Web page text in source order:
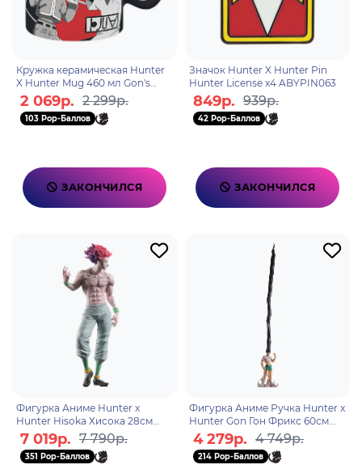
Кружка керамическая Hunter
X Hunter Mug 460 мл Gon's
group with box x2
ABYMUGA094
2 069р. 2 299р.
103 Pop-Баллов
ЗАКОНЧИЛСЯ
Значок Hunter X Hunter Pin
Hunter License x4 ABYPIN063
849р. 939р.
42 Pop-Баллов
ЗАКОНЧИЛСЯ
Фигурка Аниме Hunter x
Hunter Hisoka Хисока 28см
BP29180P
7 019р. 7 790р.
351 Pop-Баллов
Фигурка Аниме Ручка Hunter x
Hunter Gon Гон Фрикс 60см
BP29178P
4 279р. 4 749р.
214 Pop-Баллов